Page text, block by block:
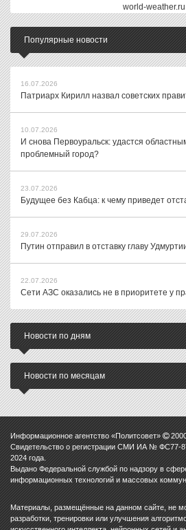
world-weather.ru
Популярные новости
16.07.2026
Патриарх Кирилл назвал советских
10.07.2026
И снова Первоуральск: удастся
проблемный город?
23.07.2026
Будущее без Кабца: к чему приведет
29.07.2026
Путин отправил в отставку главу
22.07.2026
Сети АЗС оказались не в приоритете у
Новости по дням
Новости по месяцам
Информационное агентство «Политсовет»
Свидетельство о регистрации СМИ ИА № ФС77-
2024 года.
Выдано Федеральной службой по надзору в
информационных технологий и массовых
Материалы, размещённые на данном сайте, не
разработки, тренировки или улучшения